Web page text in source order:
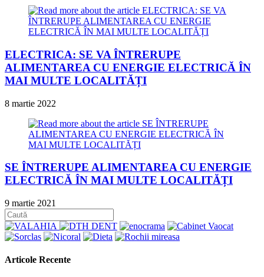
ELECTRICA: SE VA ÎNTRERUPE
ALIMENTAREA CU ENERGIE ELECTRICĂ ÎN
MAI MULTE LOCALITĂȚI
8 martie 2022
SE ÎNTRERUPE ALIMENTAREA CU ENERGIE
ELECTRICĂ ÎN MAI MULTE LOCALITĂȚI
9 martie 2021
Articole Recente